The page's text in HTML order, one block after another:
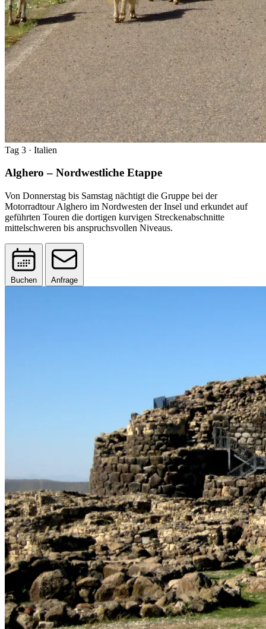
Tag 3 · Italien
Alghero – Nordwestliche Etappe
Von Donnerstag bis Samstag nächtigt die Gruppe bei der
Motorradtour Alghero im Nordwesten der Insel und erkundet auf
geführten Touren die dortigen kurvigen Streckenabschnitte
mittelschweren bis anspruchsvollen Niveaus.
Buchen Anfrage